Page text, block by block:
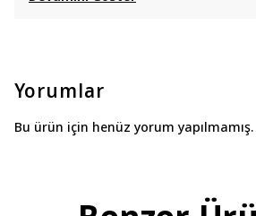
Yorumlar
Bu ürün için henüz yorum yapılmamış.